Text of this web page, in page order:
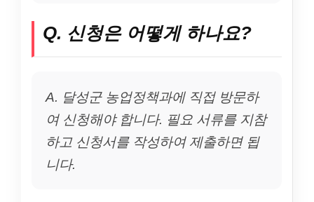
Q. 신청은 어떻게 하나요?
A. 달성군 농업정책과에 직접 방문하
여 신청해야 합니다. 필요 서류를 지참
하고 신청서를 작성하여 제출하면 됩
니다.